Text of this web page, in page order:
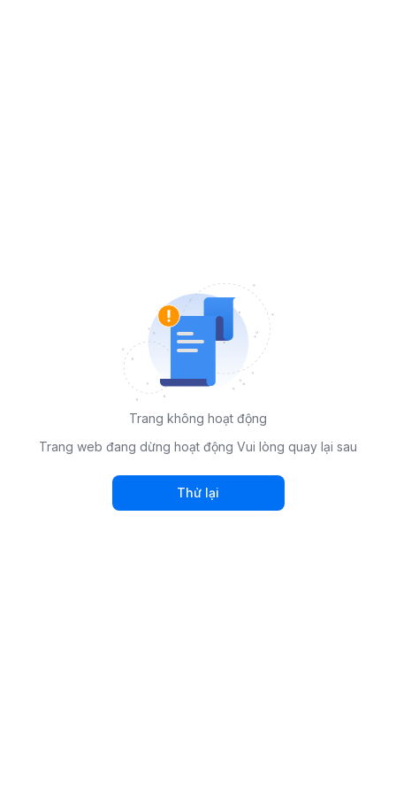
Trang không hoạt động
Trang web đang dừng hoạt động Vui lòng quay lại sau
Thử lại